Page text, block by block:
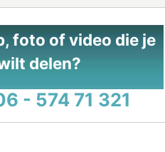
foto of video die je
delen?
- 574 71 321